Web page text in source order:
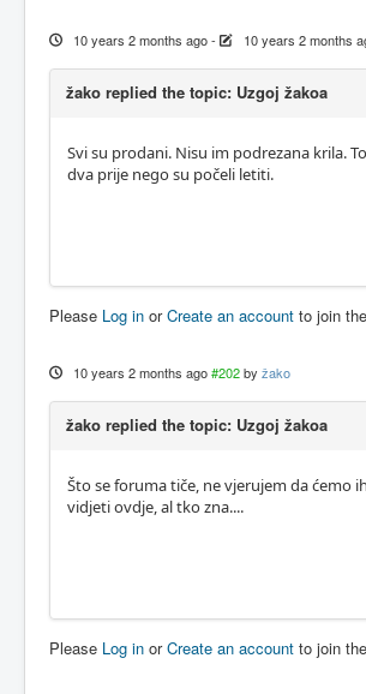
10 years 2 months ago- 10 years 2 months
žako replied the topic: Uzgoj žakoa
Svi su prodani. Nisu im podrezana krila.
dva prije nego su počeli letiti.
Please Log in orCreate an account to join
10 years 2 months ago #202 by žako
žako replied the topic: Uzgoj žakoa
Što se foruma tiče, ne vjerujem da ćemo
vidjeti ovdje, al tko zna....
Please Log in orCreate an account to join